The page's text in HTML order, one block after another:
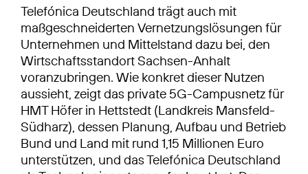
Telefónica Deutschland trägt auch mit
maßgeschneiderten Vernetzungs­lösungen für
Unternehmen und Mittelstand dazu bei, den
Wirtschaftsstandort Sachsen-Anhalt
voranzubringen. Wie konkret dieser Nutzen
aussieht, zeigt das private 5G-Campusnetz für
HMT Höfer in Hettstedt (Landkreis Mansfeld-
Südharz), dessen Planung, Aufbau und Betrieb
Bund und Land mit rund 1,15 Millionen Euro
unterstützen, und das Telefónica Deutschland